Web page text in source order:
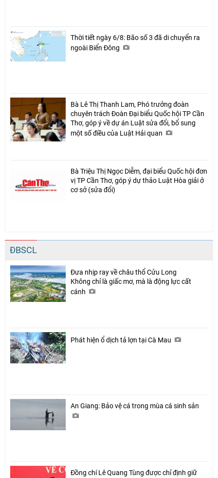
Thời tiết ngày 6/8: Bão số 3 đã di chuyển ra
ngoài Biển Đông
Bà Lê Thị Thanh Lam, Phó trưởng đoàn
chuyên trách Đoàn Đại biểu Quốc hội TP Cần
Thơ, góp ý về dự án Luật sửa đổi, bổ sung
một số điều của Luật Hải quan
Bà Triệu Thị Ngọc Diễm, đại biểu Quốc hội đơn
vị TP Cần Thơ, góp ý dự thảo Luật Hòa giải ở
cơ sở (sửa đổi)
ĐBSCL
Đưa nhịp ray về châu thổ Cửu Long
Không chỉ là giấc mơ, mà là động lực cất
cánh
Phát hiện ổ dịch tả lợn tại Cà Mau
An Giang: Bảo vệ cá trong mùa cá sinh sản
Đồng chí Lê Quang Tùng được chỉ định giữ